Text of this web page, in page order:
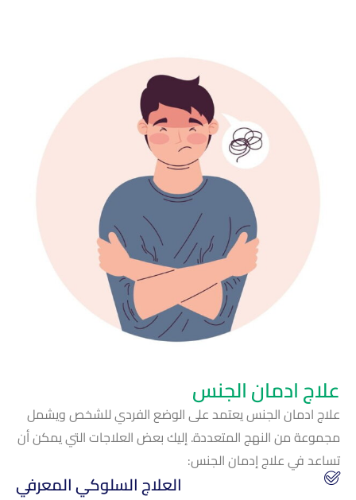
علاج ادمان الجنس
علاج ادمان الجنس يعتمد على الوضع الفردي للشخص ويشمل
مجموعة من النهج المتعددة. إليك بعض العلاجات التي يمكن أن
تساعد في علاج إدمان الجنس:
العلاج السلوكي المعرفي